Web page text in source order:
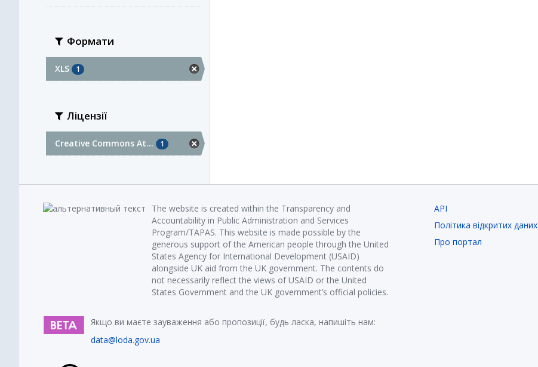
Формати
XLS 1
Ліцензії
Creative Commons At... 1
The website is created within the Transparency and
Accountability in Public Administration and Services
Program/TAPAS. This website is made possible by the
generous support of the American people through the United
States Agency for International Development (USAID)
alongside UK aid from the UK government. The contents do
not necessarily reflect the views of USAID or the United
States Government and the UK government’s official policies.
Якщо ви маєте зауваження або пропозиції, будь ласка, напишіть нам:
data@loda.gov.ua
API
Політика відкритих даних
Про портал